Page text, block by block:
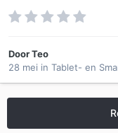
DoorTeo
28 mei in Tablet- en